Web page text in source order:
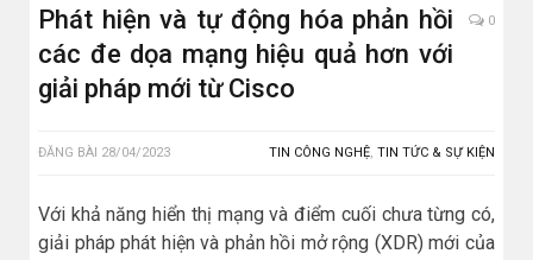
Phát hiện và tự động hóa phản hồi
các đe dọa mạng hiệu quả hơn với
giải pháp mới từ Cisco
0
ĐĂNG BÀI 28/04/2023 TIN CÔNG NGHỆ, TIN TỨC & SỰ KIỆN
Với khả năng hiển thị mạng và điểm cuối chưa từng có,
giải pháp phát hiện và phản hồi mở rộng (XDR) mới của